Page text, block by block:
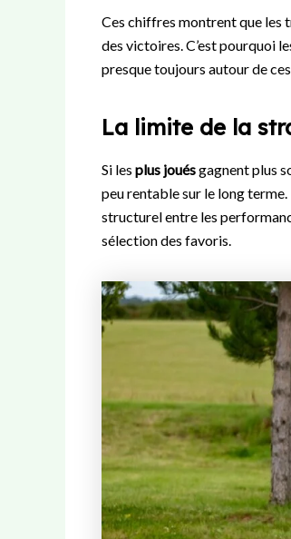
Ces chiffres montrent que les
des victoires. C’est pourquoi
presque toujours autour de
La limite de la
Si les plus jouésgagnent plus
peu rentable sur le long
structurel entre les
sélection des favoris.